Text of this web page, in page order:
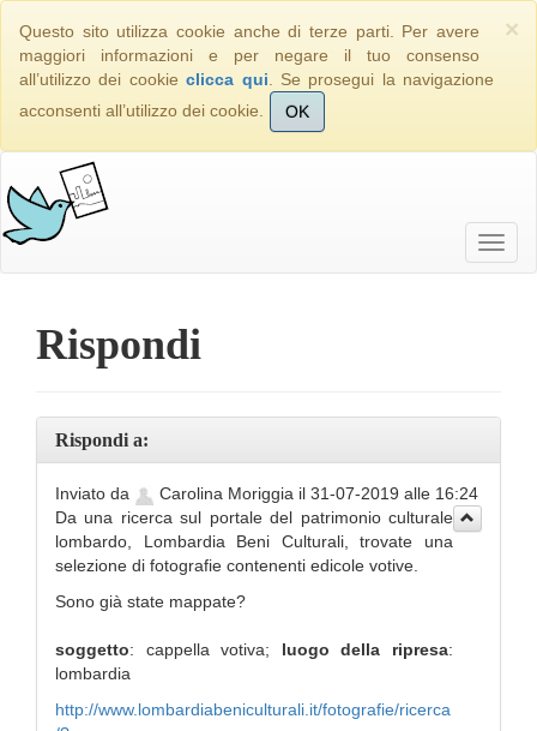
×
Questo sito utilizza cookie anche di terze parti. Per avere
maggiori informazioni e per negare il tuo consenso
all’utilizzo dei cookieclicca qui . Se prosegui la navigazione
acconsenti all’utilizzo dei cookie.
OK
Rispondi
Rispondi a:
Inviato da
Carolina Moriggia il 31-07-2019 alle 16:24
Da una ricerca sul portale del patrimonio culturale
lombardo, Lombardia Beni Culturali, trovate una
selezione di fotografie contenenti edicole votive.
Sono già state mappate?
soggetto: cappella votiva; luogo della ripresa:
lombardia
http://www.lombardiabeniculturali.it/fotografie/ricerca